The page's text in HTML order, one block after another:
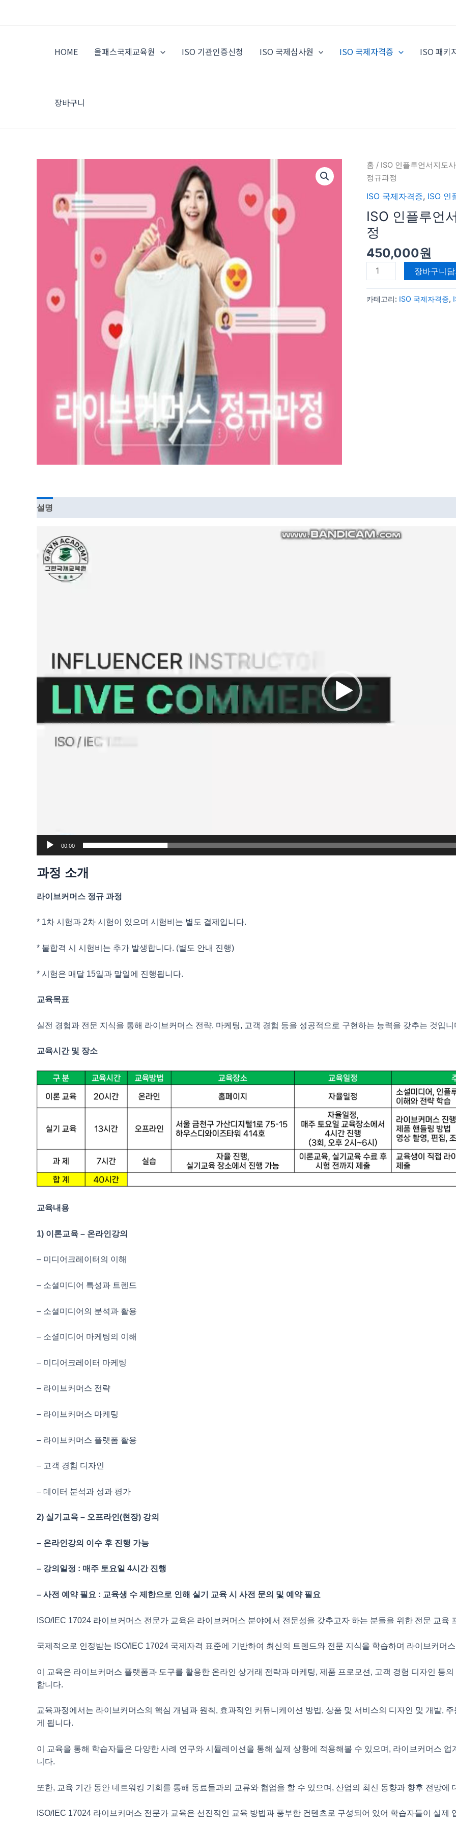
HOME 올패스국제교육원 ISO 기관인증신청 ISO 국제심사원 ISO 국제자격증 ISO 패키
장바구니
홈 / ISO 인플루언서지도사
정규과정
ISO 국제자격증, ISO 인
ISO 인플루언
정
450,000원
ISO
인
루
언
서
지
도
/
라
이
장바구니
카테고리: ISO 국제자격증,
설명
상
00:00
과정 소개
라이브커머스 정규 과정
* 1차 시험과 2차 시험이 있으며 시험비는 별도 결제입니다.
* 불합격 시 시험비는 추가 발생합니다. (별도 안내 진행)
* 시험은 매달 15일과 말일에 진행됩니다.
교육목표
실전 경험과 전문 지식을 통해 라이브커머스 전략, 마케팅, 고객 경험 등을 성공적으로 구현하는 능력을 갖추는 것입니
교육시간 및 장소
교육내용
1) 이론교육 – 온라인강의
– 미디어크레이터의 이해
– 소셜미디어 특성과 트렌드
– 소셜미디어의 분석과 활용
– 소셜미디어 마케팅의 이해
– 미디어크레이터 마케팅
– 라이브커머스 전략
– 라이브커머스 마케팅
– 라이브커머스 플랫폼 활용
– 고객 경험 디자인
– 데이터 분석과 성과 평가
2) 실기교육 – 오프라인(현장) 강의
– 온라인강의 이수 후 진행 가능
– 강의일정 : 매주 토요일 4시간 진행
– 사전 예약 필요 : 교육생 수 제한으로 인해 실기 교육 시 사전 문의 및 예약 필요
ISO/IEC 17024 라이브커머스 전문가 교육은 라이브커머스 분야에서 전문성을 갖추고자 하는 분들을 위한 전문 교육
국제적으로 인정받는 ISO/IEC 17024 국제자격 표준에 기반하여 최신의 트렌드와 전문 지식을 학습하며 라이브커머
이 교육은 라이브커머스 플랫폼과 도구를 활용한 온라인 상거래 전략과 마케팅, 제품 프로모션, 고객 경험 디자인 등
합니다.
교육과정에서는 라이브커머스의 핵심 개념과 원칙, 효과적인 커뮤니케이션 방법, 상품 및 서비스의 디자인 및 개발,
게 됩니다.
이 교육을 통해 학습자들은 다양한 사례 연구와 시뮬레이션을 통해 실제 상황에 적용해볼 수 있으며, 라이브커머스 업
니다.
또한, 교육 기간 동안 네트워킹 기회를 통해 동료들과의 교류와 협업을 할 수 있으며, 산업의 최신 동향과 향후 전망에
ISO/IEC 17024 라이브커머스 전문가 교육은 선진적인 교육 방법과 풍부한 컨텐츠로 구성되어 있어 학습자들이 실제